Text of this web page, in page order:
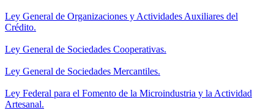
Ley General de Organizaciones y Actividades Auxiliares del
Crédito.
Ley General de Sociedades Cooperativas.
Ley General de Sociedades Mercantiles.
Ley Federal para el Fomento de la Microindustria y la Actividad
Artesanal.